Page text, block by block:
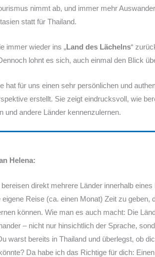
nimmt ab, und immer mehr
statt für Thailand.
immer wieder ins „Land des Lächelns“
lohnt es sich, auch einmal den Blick
hat für uns einen sehr persönlichen und
erstellt. Sie zeigt eindrucksvoll, wie
und andere Länder kennenzulernen.
Helena:
direkt mehrere Länder innerhalb
eigene Reise (ca. einen Monat) Zeit zu geben,
können. Wie man es auch macht: Die
– nicht nur hinsichtlich der Sprache,
warst bereits in Thailand und überlegst, ob
Da habe ich das Richtige für dich: